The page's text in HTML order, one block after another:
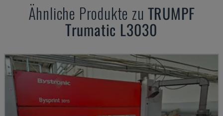
Ähnliche Produkte zu TRUMPF
Trumatic L3030